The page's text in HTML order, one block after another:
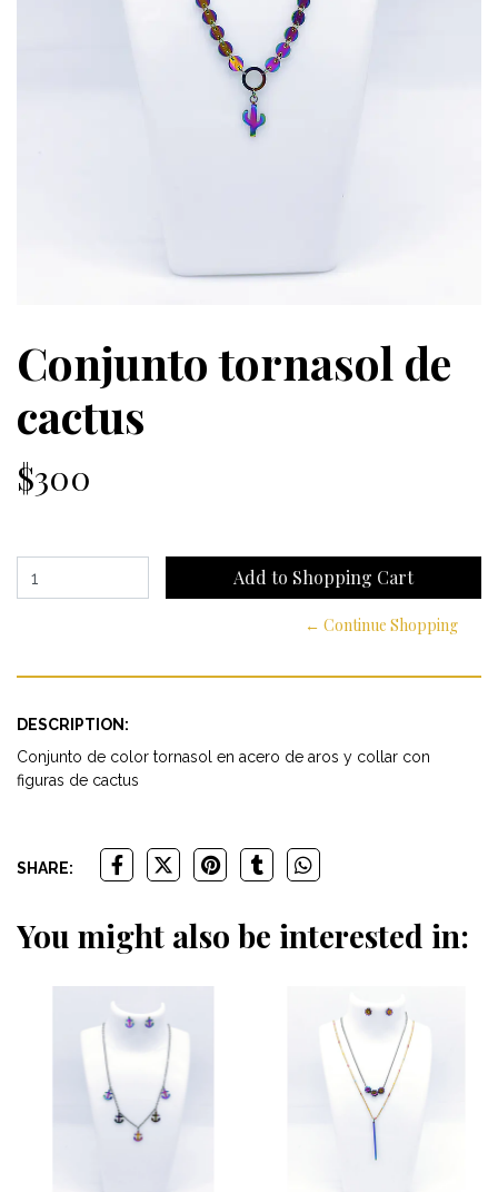
Conjunto tornasol de
cactus
$300
← Continue Shopping
DESCRIPTION:
Conjunto de color tornasol en acero de aros y collar con
figuras de cactus
SHARE:
You might also be interested in: